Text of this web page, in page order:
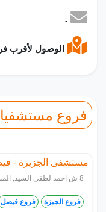
-
فروع
مستشفى الجزيرة -
8 ش احمد لطفى السيد, المساحة, فيصل, الجيزة.
فروع الجيزة فروع فيصل